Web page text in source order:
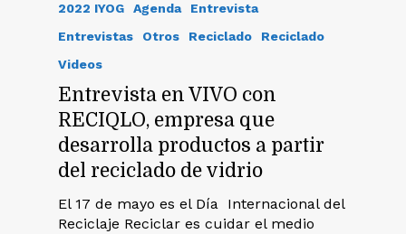
2022 IYOG Agenda
Entrevista
Entrevistas
Otros Reciclado
Reciclado
Videos
Entrevista en VIVO con
RECIQLO, empresa que
desarrolla productos a partir
del reciclado de vidrio
El 17 de mayo es el Día Internacional del
Reciclaje Reciclar es cuidar el medio